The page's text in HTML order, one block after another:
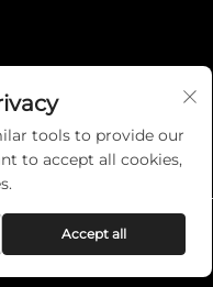
tools to provide our
to accept all cookies,
Accept all